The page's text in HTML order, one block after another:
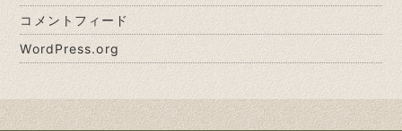
コメントフィード
WordPress.org